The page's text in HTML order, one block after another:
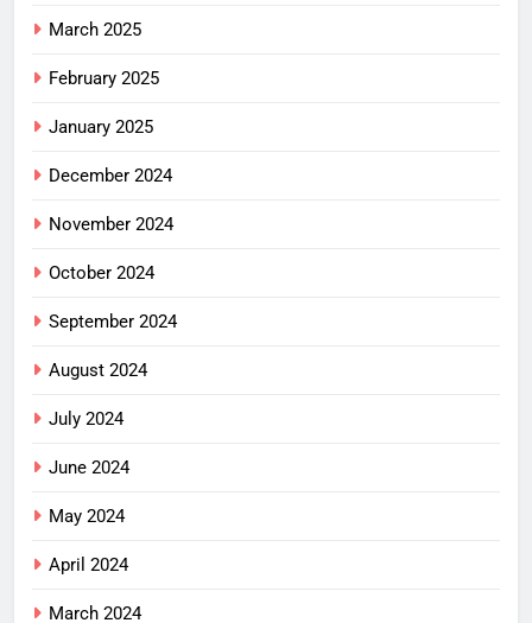
March 2025
February 2025
January 2025
December 2024
November 2024
October 2024
September 2024
August 2024
July 2024
June 2024
May 2024
April 2024
March 2024